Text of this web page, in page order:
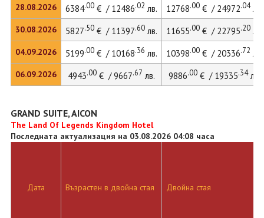
28.08.2026
30.08.2026
04.09.2026
06.09.2026
6384.00€ / 12486.02 лв. 12768.00€ / 24972.04лв.
5827.50€ / 11397.60лв. 11655.00€ / 22795.20лв.
5199.00€ / 10168.36 лв. 10398.00€ / 20336.72 лв.
4943.00€ / 9667.67 лв. 9886.00€ / 19335.34лв.
GRAND SUITE, AICON
The Land Of Legends Kingdom Hotel
Последната актуализация на 03.08.2026 04:08 часа
Дата Възрастен в двойна стая Двойна стая